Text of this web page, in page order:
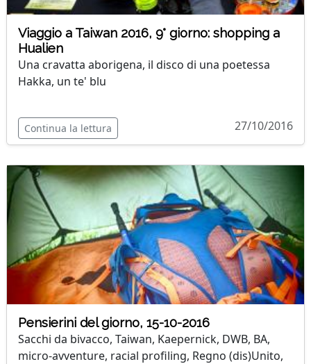
Viaggio a Taiwan 2016, 9° giorno: shopping a
Hualien
Una cravatta aborigena, il disco di una poetessa
Hakka, un te' blu
Continua la lettura 27/10/2016
Pensierini del giorno, 15-10-2016
Sacchi da bivacco, Taiwan, Kaepernick, DWB, BA,
micro-avventure, racial profiling, Regno (dis)Unito,